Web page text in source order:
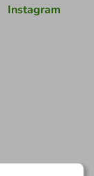
Instagram